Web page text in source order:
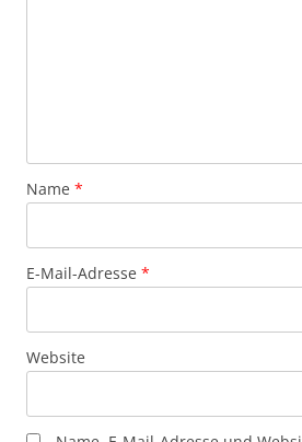
Name *
E-Mail-Adresse *
Website